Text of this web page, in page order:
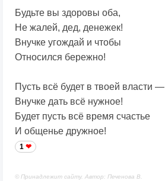
Будьте вы здоровы оба,
Не жалей, дед, денежек!
Внучке угождай и чтобы
Относился бережно!
Пусть всё будет в твоей власти —
Внучке дать всё нужное!
Будет пусть всё время счастье
И общенье дружное!
1
© Принадлежит сайту. Автор: Печенова В.